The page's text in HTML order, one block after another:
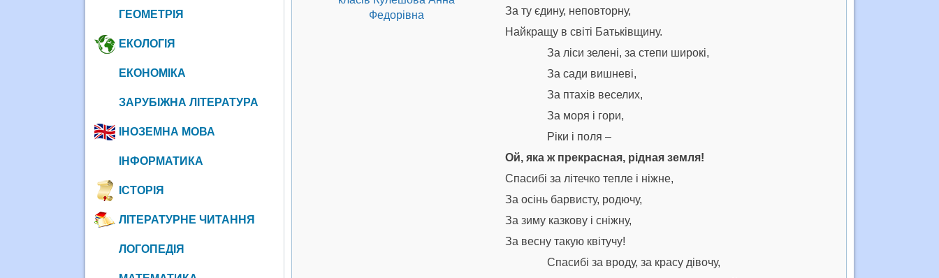
За ту єдину, неповторну,
Найкращу в світі Батьківщину.
За ліси зелені, за степи широкі,
За сади вишневі,
За птахів веселих,
За моря і гори,
Ріки і поля –
Ой, яка ж прекрасная, рідная земля!
Спасибі за літечко тепле і ніжне,
За осінь барвисту, родючу,
За зиму казкову і сніжну,
За весну такую квітучу!
Спасибі за вроду, за красу дівочу,
ГЕОМЕТРІЯ
ЕКОЛОГІЯ
ЕКОНОМІКА
ЗАРУБІЖНА ЛІТЕРАТУРА
ІНОЗЕМНА МОВА
ІНФОРМАТИКА
ІСТОРІЯ
ЛІТЕРАТУРНЕ ЧИТАННЯ
ЛОГОПЕДІЯ